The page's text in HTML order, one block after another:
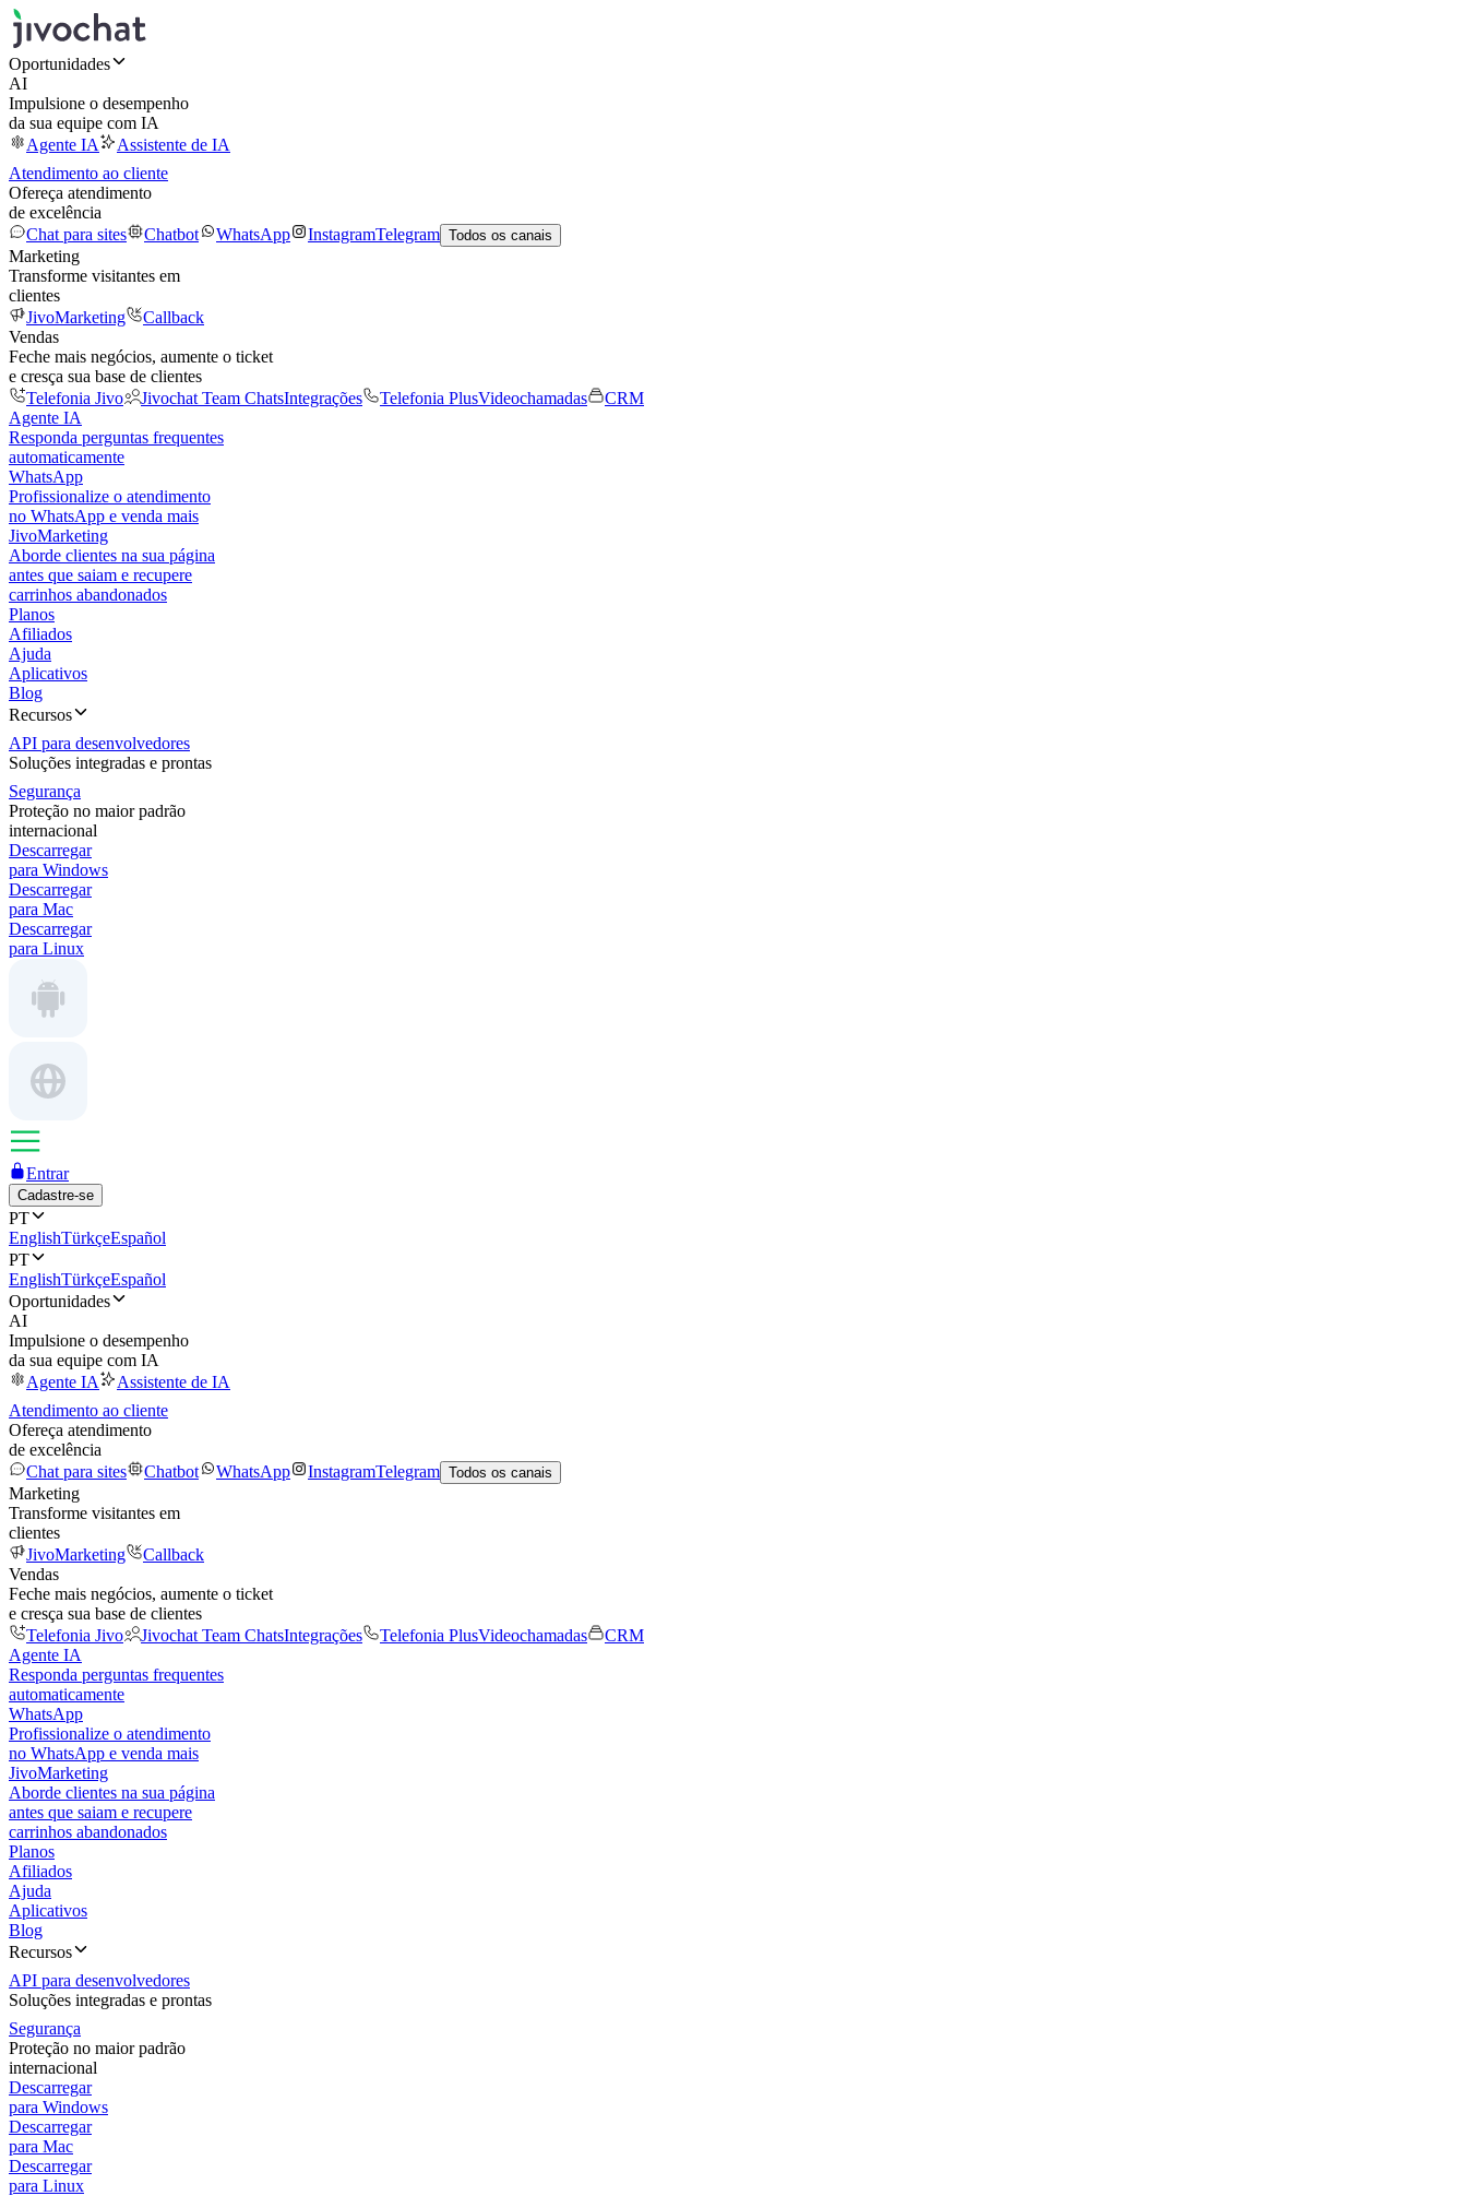
Oportunidades
AI
Impulsione o desempenho
da sua equipe com IA
Agente IA
Assistente de IA
Atendimento ao cliente
Ofereça atendimento
de excelência
Chat para sites
Chatbot WhatsApp InstagramTelegram Todos os canais
Marketing
Transforme visitantes em
clientes
JivoMarketing
Callback
Vendas
Feche mais negócios, aumente o ticket
e cresça sua base de clientes
Telefonia Jivo
Jivochat Team ChatsIntegrações Telefonia PlusVideochamadas
CRM
Agente IA
Responda perguntas frequentes
automaticamente
WhatsApp
Profissionalize o atendimento
no WhatsApp e venda mais
JivoMarketing
Aborde clientes na sua página
antes que saiam e recupere
carrinhos abandonados
Planos
Afiliados
Ajuda
Aplicativos
Blog
Recursos
API para desenvolvedores
Soluções integradas e prontas
Segurança
Proteção no maior padrão
internacional
Descarregar
para Windows
Descarregar
para Mac
Descarregar
para Linux
Entrar
Cadastre-se
PT
EnglishTürkçeEspañol
PT
EnglishTürkçeEspañol
Oportunidades
AI
Impulsione o desempenho
da sua equipe com IA
Agente IA
Assistente de IA
Atendimento ao cliente
Ofereça atendimento
de excelência
Chat para sites
Chatbot WhatsApp InstagramTelegram Todos os canais
Marketing
Transforme visitantes em
clientes
JivoMarketing
Callback
Vendas
Feche mais negócios, aumente o ticket
e cresça sua base de clientes
Telefonia Jivo
Jivochat Team ChatsIntegrações Telefonia PlusVideochamadas
CRM
Agente IA
Responda perguntas frequentes
automaticamente
WhatsApp
Profissionalize o atendimento
no WhatsApp e venda mais
JivoMarketing
Aborde clientes na sua página
antes que saiam e recupere
carrinhos abandonados
Planos
Afiliados
Ajuda
Aplicativos
Blog
Recursos
API para desenvolvedores
Soluções integradas e prontas
Segurança
Proteção no maior padrão
internacional
Descarregar
para Windows
Descarregar
para Mac
Descarregar
para Linux